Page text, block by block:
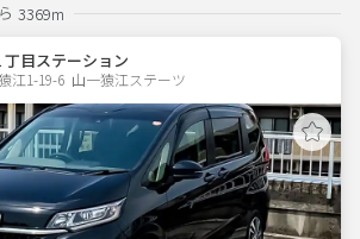
3369m
目ステーション
江1-19-6  山一猿江ステーツ